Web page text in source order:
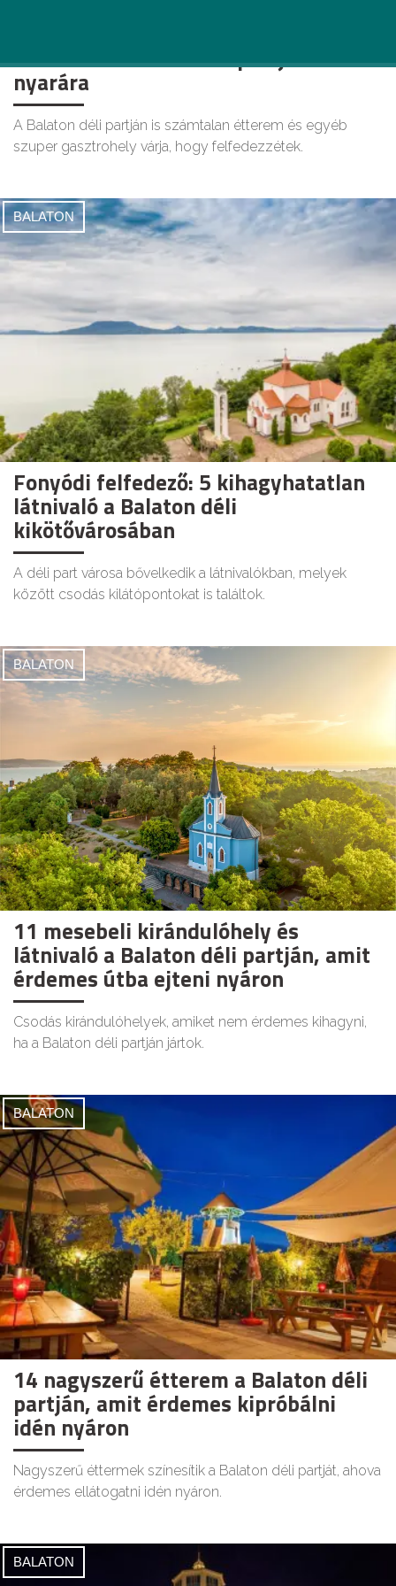
étterem a Balaton déli partján 2026
nyarára
A Balaton déli partján is számtalan étterem és egyéb
szuper gasztrohely várja, hogy felfedezzétek.
BALATON
Fonyódi felfedező: 5 kihagyhatatlan
látnivaló a Balaton déli
kikötővárosában
A déli part városa bővelkedik a látnivalókban, melyek
között csodás kilátópontokat is találtok.
BALATON
11 mesebeli kirándulóhely és
látnivaló a Balaton déli partján, amit
érdemes útba ejteni nyáron
Csodás kirándulóhelyek, amiket nem érdemes kihagyni,
ha a Balaton déli partján jártok.
BALATON
14 nagyszerű étterem a Balaton déli
partján, amit érdemes kipróbálni
idén nyáron
Nagyszerű éttermek színesítik a Balaton déli partját, ahova
érdemes ellátogatni idén nyáron.
BALATON